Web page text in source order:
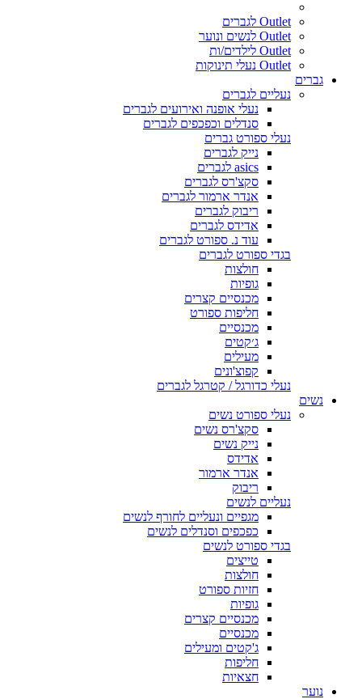
Outlet לגברים
Outlet לנשים ונוער
Outlet לילדים/ות
Outlet נעלי תינוקות
גברים
נעליים לגברים
נעלי אופנה ואירועים לגברים
סנדלים וכפכפים לגברים
נעלי ספורט גברים
נייק לגברים
asics לגברים
סקצ'רס לגברים
אנדר ארמור לגברים
ריבוק לגברים
אדידס לגברים
עוד נ. ספורט לגברים
בגדי ספורט לגברים
חולצות
גופיות
מכנסיים קצרים
חליפות ספורט
מכנסיים
ג׳קטים
מעילים
קפוצ'ונים
נעלי כדורגל / קטרגל לגברים
נשים
נעלי ספורט נשים
סקצ'רס נשים
נייק נשים
אדידס
אנדר ארמור
ריבוק
נעליים לנשים
מגפיים ונעליים לחורף לנשים
כפכפים וסנדלים לנשים
בגדי ספורט לנשים
טייצים
חולצות
חזיות ספורט
גופיות
מכנסיים קצרים
מכנסיים
ג'קטים ומעילים
חליפות
חצאיות
נוער